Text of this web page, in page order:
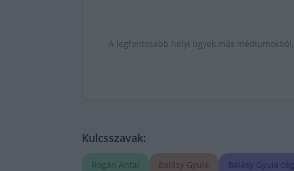
A legfontosabb helyi ügyek más
Kulcsszavak:
Rogán Antal Balásy Gyula Balásy Gyula